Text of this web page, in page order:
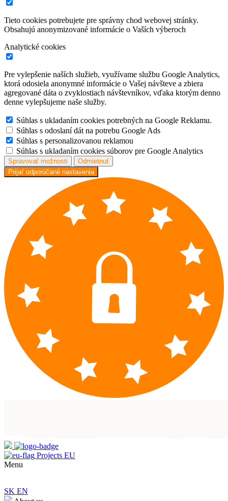
Tieto cookies potrebujete pre správny chod webovej stránky.
Obsahujú anonymizované informácie o Vaších výberoch
Analytické cookies
Pre vylepšenie naších služieb, využívame službu Google Analytics,
ktorá odosiela anonymné informácie o Vašej návšteve a zbiera
agregované dáta o zvyklostiach návštevníkov, vďaka ktorým denno
denne vylepšujeme naše služby.
Súhlas s ukladaním cookies potrebných na Google Reklamu.
Súhlas s odoslaní dát na potrebu Google Ads
Súhlas s personalizovanou reklamou
Súhlas s ukladaním cookies súborov pre Google Analytics
Spravovať možnosti
Odmietnuť
Prijať odporúčané nastavenia
Projects EU
Menu
SK EN